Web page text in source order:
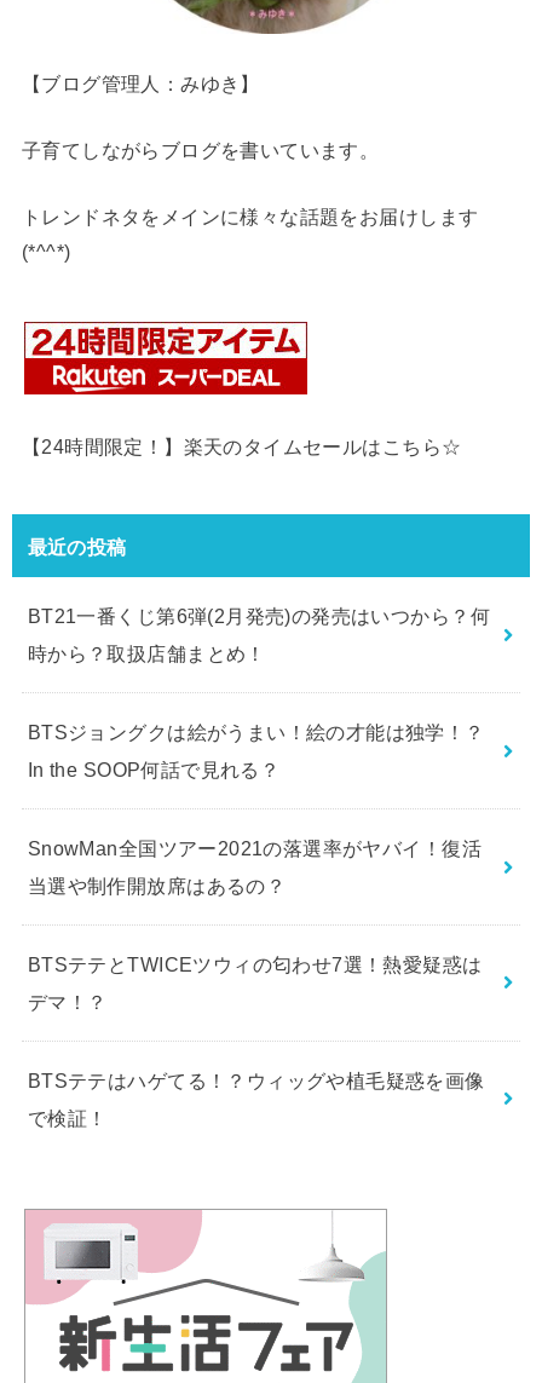
【ブログ管理人：みゆき】
子育てしながらブログを書いています。
トレンドネタをメインに様々な話題をお届けします
(*^^*)
【24時間限定！】楽天のタイムセールはこちら☆
最近の投稿
BT21一番くじ第6弾(2月発売)の発売はいつから？何
時から？取扱店舗まとめ！
BTSジョングクは絵がうまい！絵の才能は独学！？
In the SOOP何話で見れる？
SnowMan全国ツアー2021の落選率がヤバイ！復活
当選や制作開放席はあるの？
BTSテテとTWICEツウィの匂わせ7選！熱愛疑惑は
デマ！？
BTSテテはハゲてる！？ウィッグや植毛疑惑を画像
で検証！